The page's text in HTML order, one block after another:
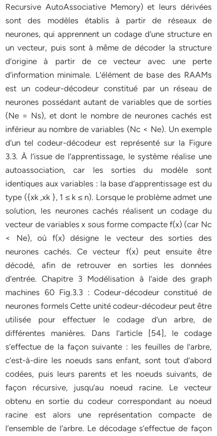
Recursive AutoAssociative Memory) et leurs dérivées
sont des modèles établis à partir de réseaux de
neurones, qui apprennent un codage d’une structure en
un vecteur, puis sont à même de décoder la structure
d’origine à partir de ce vecteur avec une perte
d’information minimale. L’élément de base des RAAMs
est un codeur-décodeur constitué par un réseau de
neurones possédant autant de variables que de sorties
(Ne = Ns), et dont le nombre de neurones cachés est
inférieur au nombre de variables (Nc < Ne). Un exemple
d’un tel codeur-décodeur est représenté sur la Figure
3.3. À l’issue de l’apprentissage, le système réalise une
autoassociation, car les sorties du modèle sont
identiques aux variables : la base d’apprentissage est du
type ({xk ,xk }, 1 ≤ k ≤ n). Lorsque le problème admet une
solution, les neurones cachés réalisent un codage du
vecteur de variables x sous forme compacte f(x) (car Nc
< Ne), où f(x) désigne le vecteur des sorties des
neurones cachés. Ce vecteur f(x) peut ensuite être
décodé, afin de retrouver en sorties les données
d’entrée. Chapitre 3 Modélisation à l’aide des graph
machines 60 Fig.3.3 : Codeur-décodeur constitué de
neurones formels Cette unité codeur-décodeur peut être
utilisée pour effectuer le codage d’un arbre, de
différentes manières. Dans l’article [54], le codage
s’effectue de la façon suivante : les feuilles de l’arbre,
c’est-à-dire les noeuds sans enfant, sont tout d’abord
codées, puis leurs parents et les noeuds suivants, de
façon récursive, jusqu’au noeud racine. Le vecteur
obtenu en sortie du codeur correspondant au noeud
racine est alors une représentation compacte de
l’ensemble de l’arbre. Le décodage s’effectue de façon